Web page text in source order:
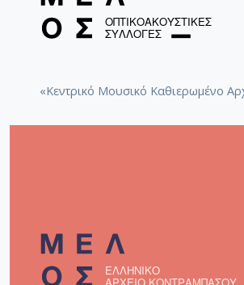
«Κεντρικό Μουσικό Καθιερωμένο